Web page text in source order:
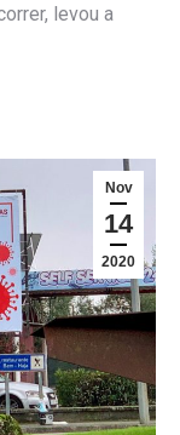
levou a
Nov
14
2020